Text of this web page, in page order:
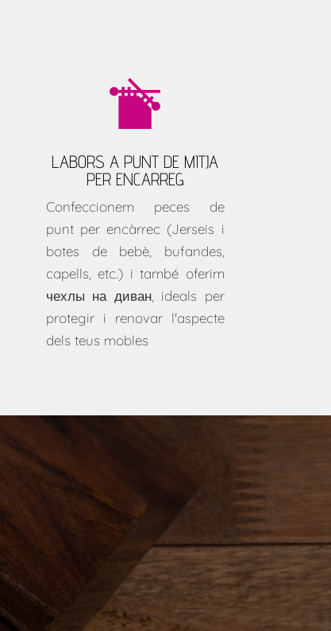
LABORS A PUNT DE MITJA
PER ENCARREG
Confeccionem peces de
punt per encàrrec (Jerseis i
botes de bebè, bufandes,
capells, etc.) i també oferim
чехлы на диван, ideals per
protegir i renovar l'aspecte
dels teus mobles